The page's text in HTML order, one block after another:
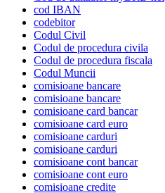
cod IBAN
codebitor
Codul Civil
Codul de procedura civila
Codul de procedura fiscala
Codul Muncii
comisioane bancare
comisioane bancare
comisioane card bancar
comisioane card euro
comisioane carduri
comisioane carduri
comisioane cont bancar
comisioane cont euro
comisioane credite